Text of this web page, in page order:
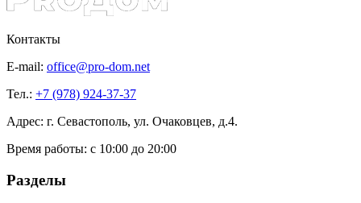
Контакты
E-mail: office@pro-dom.net
Тел.: +7 (978) 924-37-37
Адрес: г. Севастополь, ул. Очаковцев, д.4.
Время работы: с 10:00 до 20:00
Разделы